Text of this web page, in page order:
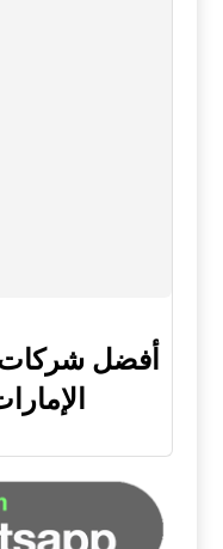
أفضل شركات
الإمارات